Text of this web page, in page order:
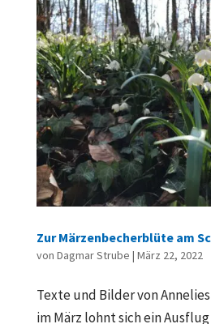
Zur Märzenbecherblüte am
von Dagmar Strube | März 22, 2022
Texte und Bilder von
im März lohnt sich ein